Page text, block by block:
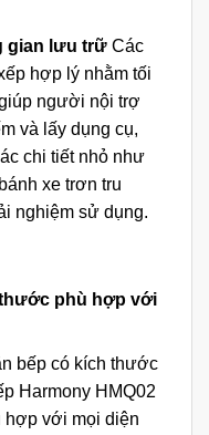
gian lưu trữCác
hợp lý nhằm tối
người nội trợ
và lấy dụng cụ,
chi tiết nhỏ như
xe trơn tru
nghiệm sử dụng.
phù hợp với
bếp có kích thước
Harmony HMQ02
hợp với mọi diện